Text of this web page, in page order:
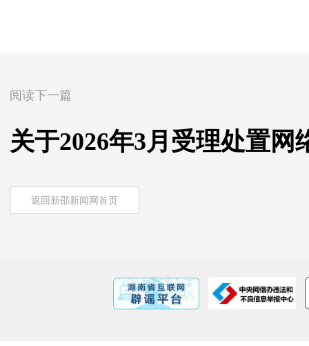
阅读下一篇
关于2026年3月受理处置
返回新邵新闻网首页